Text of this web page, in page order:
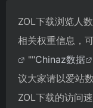
ZOL下载浏览人
相关权重信息，
""Chinaz数据
议大家请以爱站
ZOL下载的访问